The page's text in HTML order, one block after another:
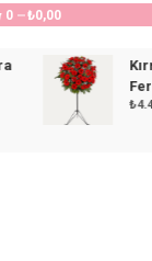
0
₺0,00